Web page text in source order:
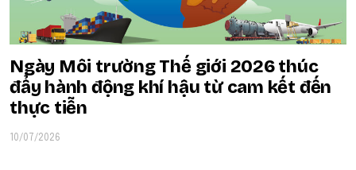
Ngày Môi trường Thế giới 2026 thúc
đẩy hành động khí hậu từ cam kết đến
thực tiễn
10/07/2026